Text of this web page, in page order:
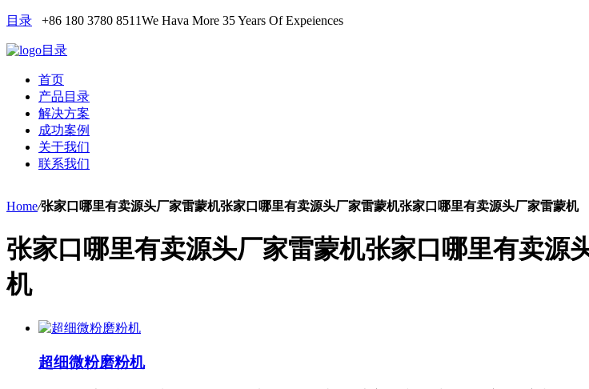
目录 +86 180 3780 8511We Hava More 35 Years Of Expeiences
目录
首页
产品目录
解决方案
成功案例
关于我们
联系我们
Home/张家口哪里有卖源头厂家雷蒙机张家口哪里有卖源头厂家雷蒙机张家口哪里有卖源头厂家雷蒙机
张家口哪里有卖源头厂家雷蒙机张家口哪里有卖源
机
超细微粉磨粉机